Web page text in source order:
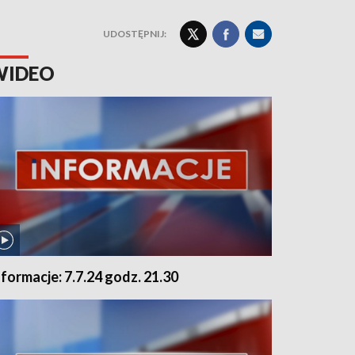
UDOSTĘPNIJ:
7.7.24 godz. 21.30